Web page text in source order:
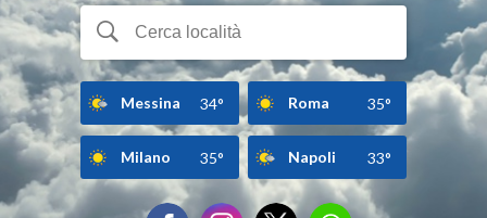
Messina 34° Roma 35°
Milano 35° Napoli 33°